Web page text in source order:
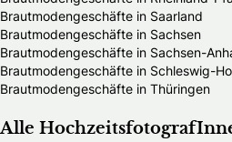
Brautmodengeschäfte in Saarland
Brautmodengeschäfte in Sachsen
Brautmodengeschäfte in Sachsen-
Brautmodengeschäfte in Schleswig-
Brautmodengeschäfte in Thüringen
Alle